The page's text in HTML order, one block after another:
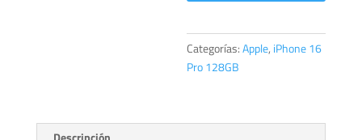
Categorías:Apple, iPhone 16
Pro 128GB